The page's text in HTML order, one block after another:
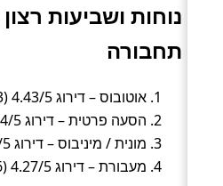
נוחות ושביעות
תחבורה
אוטובוס – דירוג 4.43/5 (9,513 חוות דעת).
הסעה פרטית – דירוג 4.4/5 (3,768 חוות דעת).
מונית / מיניבוס – דירוג 4.37/5 (300 חוות דעת).
מעבורת – דירוג 4.27/5 (34,976 חוות דעת).